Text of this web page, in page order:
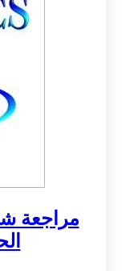
مراجعة